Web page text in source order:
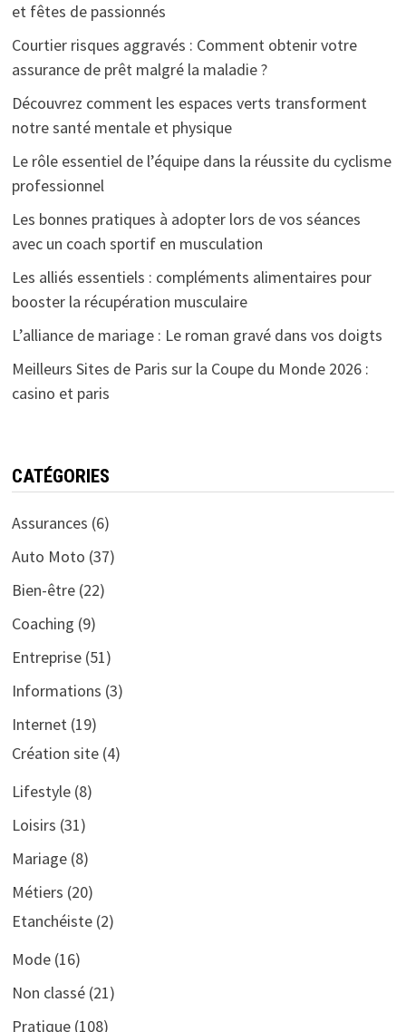
et fêtes de passionnés
Courtier risques aggravés : Comment obtenir votre
assurance de prêt malgré la maladie ?
Découvrez comment les espaces verts transforment
notre santé mentale et physique
Le rôle essentiel de l’équipe dans la réussite du cyclisme
professionnel
Les bonnes pratiques à adopter lors de vos séances
avec un coach sportif en musculation
Les alliés essentiels : compléments alimentaires pour
booster la récupération musculaire
L’alliance de mariage : Le roman gravé dans vos doigts
Meilleurs Sites de Paris sur la Coupe du Monde 2026 :
casino et paris
CATÉGORIES
Assurances (6)
Auto Moto (37)
Bien-être(22)
Coaching (9)
Entreprise(51)
Informations (3)
Internet(19)
Création site(4)
Lifestyle(8)
Loisirs (31)
Mariage(8)
Métiers (20)
Etanchéiste(2)
Mode(16)
Non classé(21)
Pratique(108)